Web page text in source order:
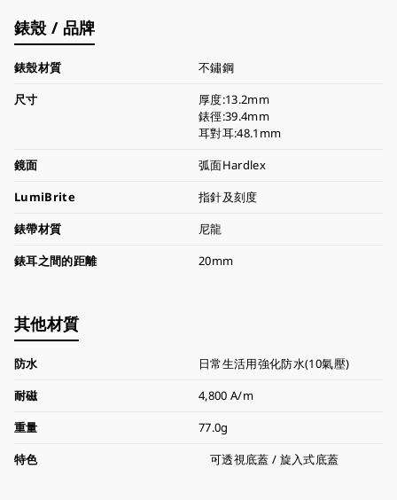
錶殼 / 品牌
錶殼材質
不鏽鋼
尺寸
厚度:13.2mm
錶徑:39.4mm
耳對耳:48.1mm
鏡面
弧面Hardlex
LumiBrite
指針及刻度
錶帶材質
尼龍
錶耳之間的距離
20mm
其他材質
防水
日常生活用強化防水(10氣壓)
耐磁
4,800 A/m
重量
77.0g
特色
可透視底蓋 / 旋入式底蓋